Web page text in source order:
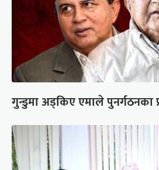
गुन्डुमा अड्किए एमाले पुनर्गठनका